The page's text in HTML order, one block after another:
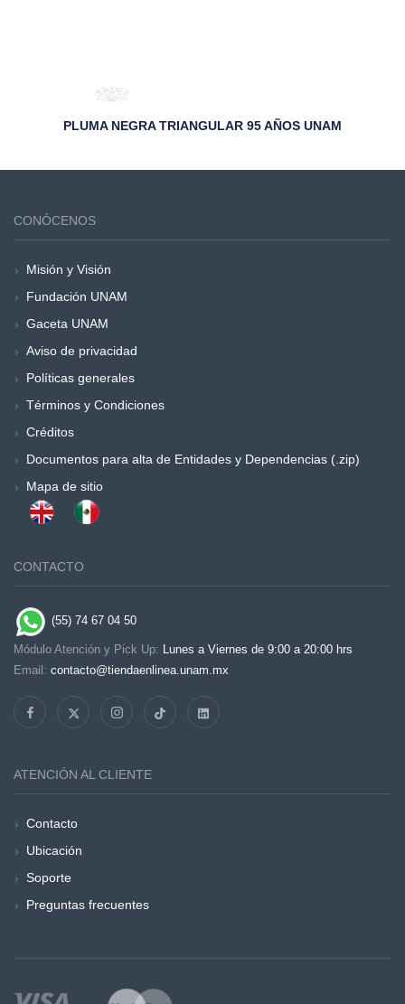
PLUMA NEGRA TRIANGULAR 95 AÑOS UNAM
CONÓCENOS
Misión y Visión
Fundación UNAM
Gaceta UNAM
Aviso de privacidad
Políticas generales
Términos y Condiciones
Créditos
Documentos para alta de Entidades y Dependencias (.zip)
Mapa de sitio
CONTACTO
(55) 74 67 04 50
Módulo Atención y Pick Up: Lunes a Viernes de 9:00 a 20:00 hrs
Email: contacto@tiendaenlinea.unam.mx
ATENCIÓN AL CLIENTE
Contacto
Ubicación
Soporte
Preguntas frecuentes